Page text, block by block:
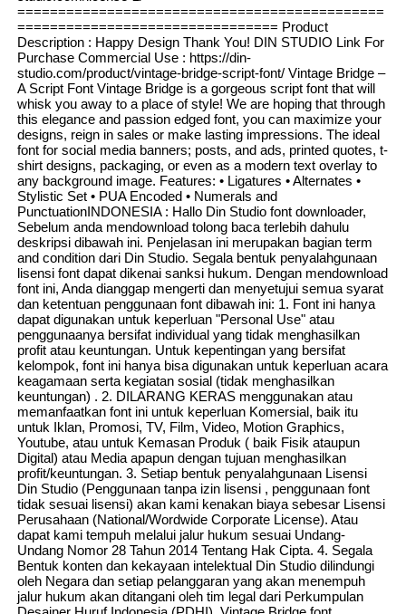
=============================================
================================ Product
Description : Happy Design Thank You! DIN STUDIO Link For
Purchase Commercial Use : https://din-
studio.com/product/vintage-bridge-script-font/ Vintage Bridge –
A Script Font Vintage Bridge is a gorgeous script font that will
whisk you away to a place of style! We are hoping that through
this elegance and passion edged font, you can maximize your
designs, reign in sales or make lasting impressions. The ideal
font for social media banners; posts, and ads, printed quotes, t-
shirt designs, packaging, or even as a modern text overlay to
any background image. Features: • Ligatures • Alternates •
Stylistic Set • PUA Encoded • Numerals and
PunctuationINDONESIA : Hallo Din Studio font downloader,
Sebelum anda mendownload tolong baca terlebih dahulu
deskripsi dibawah ini. Penjelasan ini merupakan bagian term
and condition dari Din Studio. Segala bentuk penyalahgunaan
lisensi font dapat dikenai sanksi hukum. Dengan mendownload
font ini, Anda dianggap mengerti dan menyetujui semua syarat
dan ketentuan penggunaan font dibawah ini: 1. Font ini hanya
dapat digunakan untuk keperluan "Personal Use" atau
penggunaanya bersifat individual yang tidak menghasilkan
profit atau keuntungan. Untuk kepentingan yang bersifat
kelompok, font ini hanya bisa digunakan untuk keperluan acara
keagamaan serta kegiatan sosial (tidak menghasilkan
keuntungan) . 2. DILARANG KERAS menggunakan atau
memanfaatkan font ini untuk keperluan Komersial, baik itu
untuk Iklan, Promosi, TV, Film, Video, Motion Graphics,
Youtube, atau untuk Kemasan Produk ( baik Fisik ataupun
Digital) atau Media apapun dengan tujuan menghasilkan
profit/keuntungan. 3. Setiap bentuk penyalahgunaan Lisensi
Din Studio (Penggunaan tanpa izin lisensi , penggunaan font
tidak sesuai lisensi) akan kami kenakan biaya sebesar Lisensi
Perusahaan (National/Wordwide Corporate License). Atau
dapat kami tempuh melalui jalur hukum sesuai Undang-
Undang Nomor 28 Tahun 2014 Tentang Hak Cipta. 4. Segala
Bentuk konten dan kekayaan intelektual Din Studio dilindungi
oleh Negara dan setiap pelanggaran yang akan menempuh
jalur hukum akan ditangani oleh tim legal dari Perkumpulan